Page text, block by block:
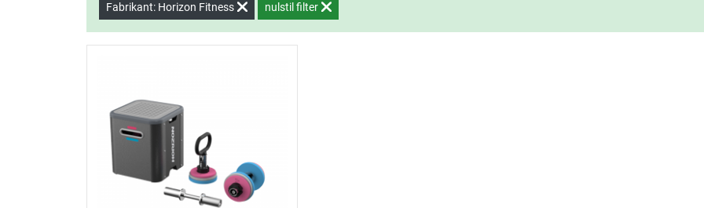
Fabrikant: Horizon Fitness nulstil filter